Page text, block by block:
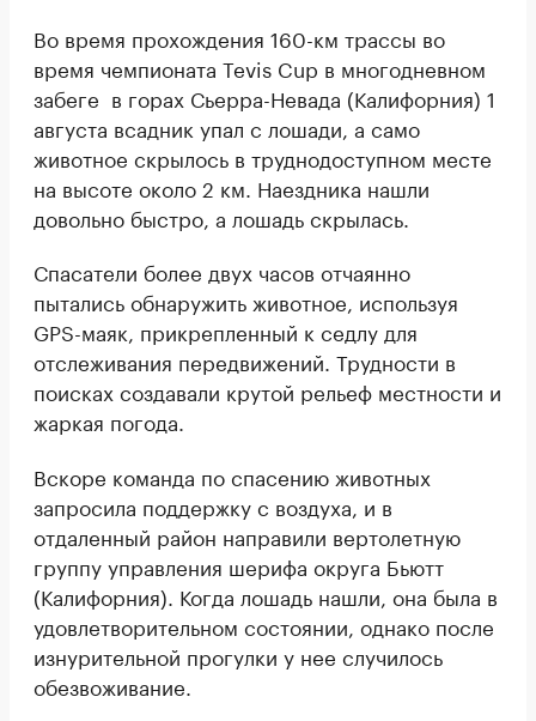
Во время прохождения 160-км трассы во
время чемпионата Tevis Cup в многодневном
забеге в горах Сьерра-Невада (Калифорния) 1
августа всадник упал с лошади, а само
животное скрылось в труднодоступном месте
на высоте около 2 км. Наездника нашли
довольно быстро, а лошадь скрылась.
Спасатели более двух часов отчаянно
пытались обнаружить животное, используя
GPS-маяк, прикрепленный к седлу для
отслеживания передвижений. Трудности в
поисках создавали крутой рельеф местности и
жаркая погода.
Вскоре команда по спасению животных
запросила поддержку с воздуха, и в
отдаленный район направили вертолетную
группу управления шерифа округа Бьютт
(Калифорния). Когда лошадь нашли, она была в
удовлетворительном состоянии, однако после
изнурительной прогулки у нее случилось
обезвоживание.